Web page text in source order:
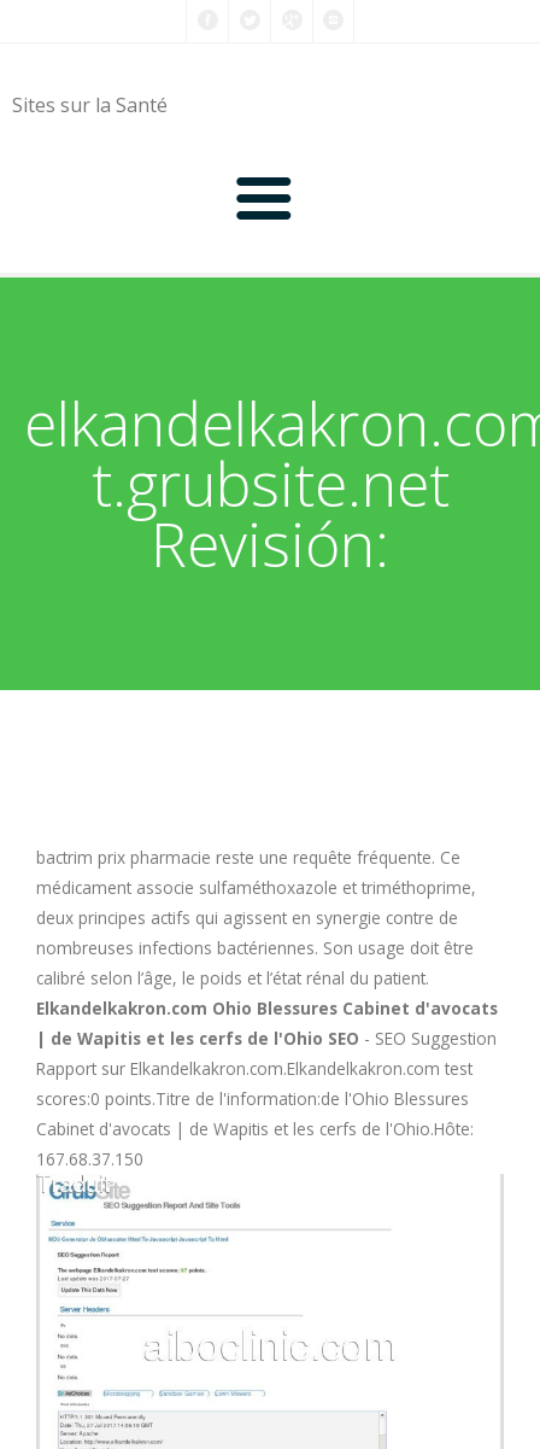
Sites sur la Santé
0-9
C
D
I
J
K
P
t.grubsite.net
Revisión:
bactrim prix pharmacie reste une requête fréquente. Ce
médicament associe sulfaméthoxazole et triméthoprime,
deux principes actifs qui agissent en synergie contre de
nombreuses infections bactériennes. Son usage doit être
calibré selon l’âge, le poids et l’état rénal du patient.
Elkandelkakron.com Ohio Blessures Cabinet d'avocats
| de Wapitis et les cerfs de l'Ohio SEO - SEO Suggestion
Rapport sur Elkandelkakron.com.Elkandelkakron.com test
scores:0 points.Titre de l'information:de l'Ohio Blessures
Cabinet d'avocats | de Wapitis et les cerfs de l'Ohio.Hôte:
167.68.37.150